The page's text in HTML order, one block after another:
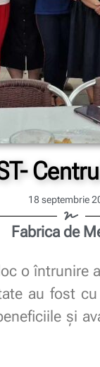
18 septembrie
Fabrica de
o întrunire
au fost
și